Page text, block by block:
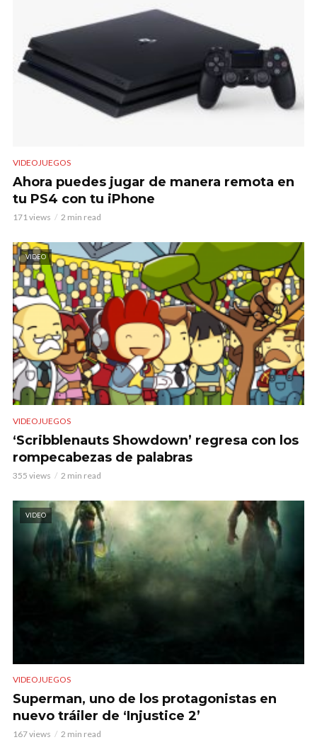
VIDEOJUEGOS
Ahora puedes jugar de manera remota en
tu PS4 con tu iPhone
171 views 2 min read
VIDEO
VIDEOJUEGOS
‘Scribblenauts Showdown’ regresa con los
rompecabezas de palabras
355 views 2 min read
VIDEO
VIDEOJUEGOS
Superman, uno de los protagonistas en
nuevo tráiler de ‘Injustice 2’
167 views 2 min read